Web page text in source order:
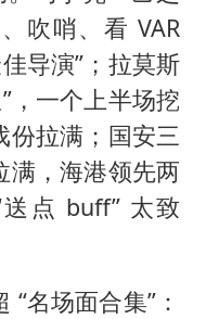
吹哨、看 VAR
导演”；拉莫斯
，一个上半场挖
份拉满；国安三
满，海港领先两
点 buff” 太致
名场面合集”：